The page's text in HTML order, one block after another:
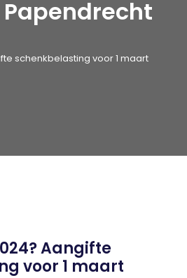
schenkbelasting voor 1 maart
Aangifte
voor 1 maart